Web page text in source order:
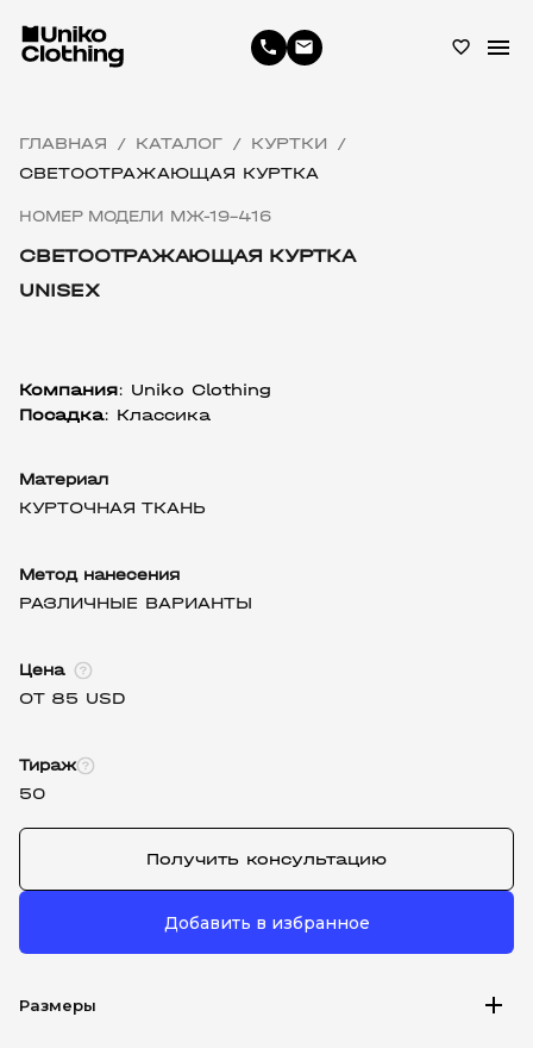
phone email favorite_border menu
ГЛАВНАЯ / КАТАЛОГ / КУРТКИ /
СВЕТООТРАЖАЮЩАЯ КУРТКА
НОМЕР МОДЕЛИ MЖ-19-416
СВЕТООТРАЖАЮЩАЯ КУРТКА
UNISEX
Компания: Uniko Clothing
Посадка: Классика
Материал
КУРТОЧНАЯ ТКАНЬ
Метод нанесения
РАЗЛИЧНЫЕ ВАРИАНТЫ
Цена
ОТ 85 USD
Тираж
50
Получить консультацию
Добавить в избранное
Размеры add